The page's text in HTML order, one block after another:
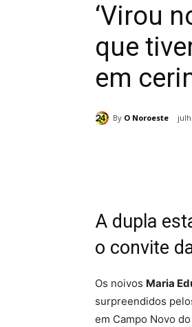
‘Virou
que
em
By O Noroeste
A dupla
o convite
Os noivos Maria
surpreendidos
em Campo Novo